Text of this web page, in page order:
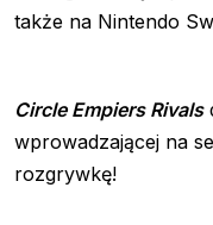
także na Nintendo
Circle Empiers Rivals
wprowadzającej na
rozgrywkę!